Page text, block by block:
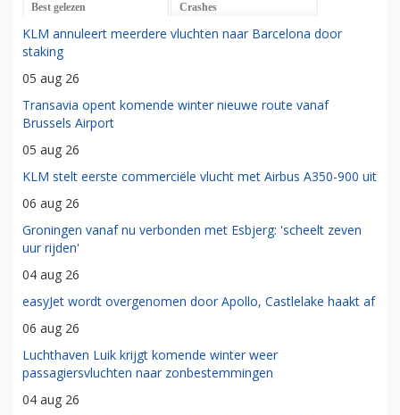
Best gelezen Crashes
KLM annuleert meerdere vluchten naar Barcelona door
staking
05 aug 26
Transavia opent komende winter nieuwe route vanaf
Brussels Airport
05 aug 26
KLM stelt eerste commerciële vlucht met Airbus A350-900 uit
06 aug 26
Groningen vanaf nu verbonden met Esbjerg: 'scheelt zeven
uur rijden'
04 aug 26
easyJet wordt overgenomen door Apollo, Castlelake haakt af
06 aug 26
Luchthaven Luik krijgt komende winter weer
passagiersvluchten naar zonbestemmingen
04 aug 26